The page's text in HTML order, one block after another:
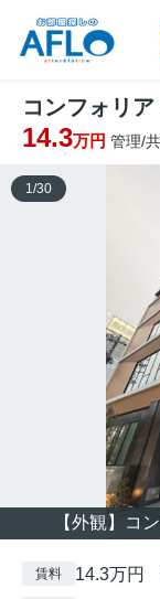
コンフォリ
14.3万円 管理/
【外観】コ
1 /30
賃料 14.3万円